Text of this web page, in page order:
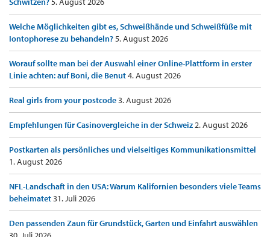
Welche Möglichkeiten gibt es, Schweißhände und Schweißfüße mit
Iontophorese zu behandeln?5. August 2026
Worauf sollte man bei der Auswahl einer Online-Plattform in erster
Linie achten: auf Boni, die Benut4. August 2026
Real girls from your postcode3. August 2026
Empfehlungen für Casinovergleiche in der Schweiz2. August 2026
Postkarten als persönliches und vielseitiges Kommunikationsmittel
1. August 2026
NFL-Landschaft in den USA: Warum Kalifornien besonders viele Teams
beheimatet31. Juli 2026
Den passenden Zaun für Grundstück, Garten und Einfahrt auswählen